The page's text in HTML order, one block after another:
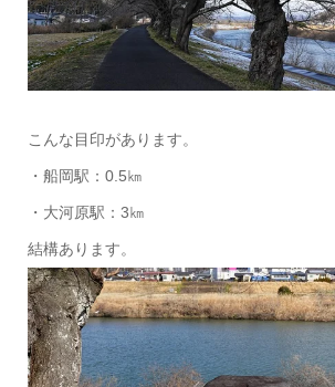
こんな目印があります。
・船岡駅：0.5㎞
・大河原駅：3㎞
結構あります。